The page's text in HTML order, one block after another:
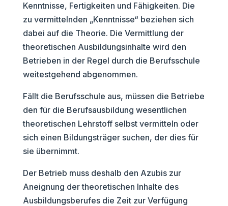
Kenntnisse, Fertigkeiten und Fähigkeiten. Die
zu vermittelnden „Kenntnisse“ beziehen sich
dabei auf die Theorie. Die Vermittlung der
theoretischen Ausbildungsinhalte wird den
Betrieben in der Regel durch die Berufsschule
weitestgehend abgenommen.
Fällt die Berufsschule aus, müssen die Betriebe
den für die Berufsausbildung wesentlichen
theoretischen Lehrstoff selbst vermitteln oder
sich einen Bildungsträger suchen, der dies für
sie übernimmt.
Der Betrieb muss deshalb den Azubis zur
Aneignung der theoretischen Inhalte des
Ausbildungsberufes die Zeit zur Verfügung